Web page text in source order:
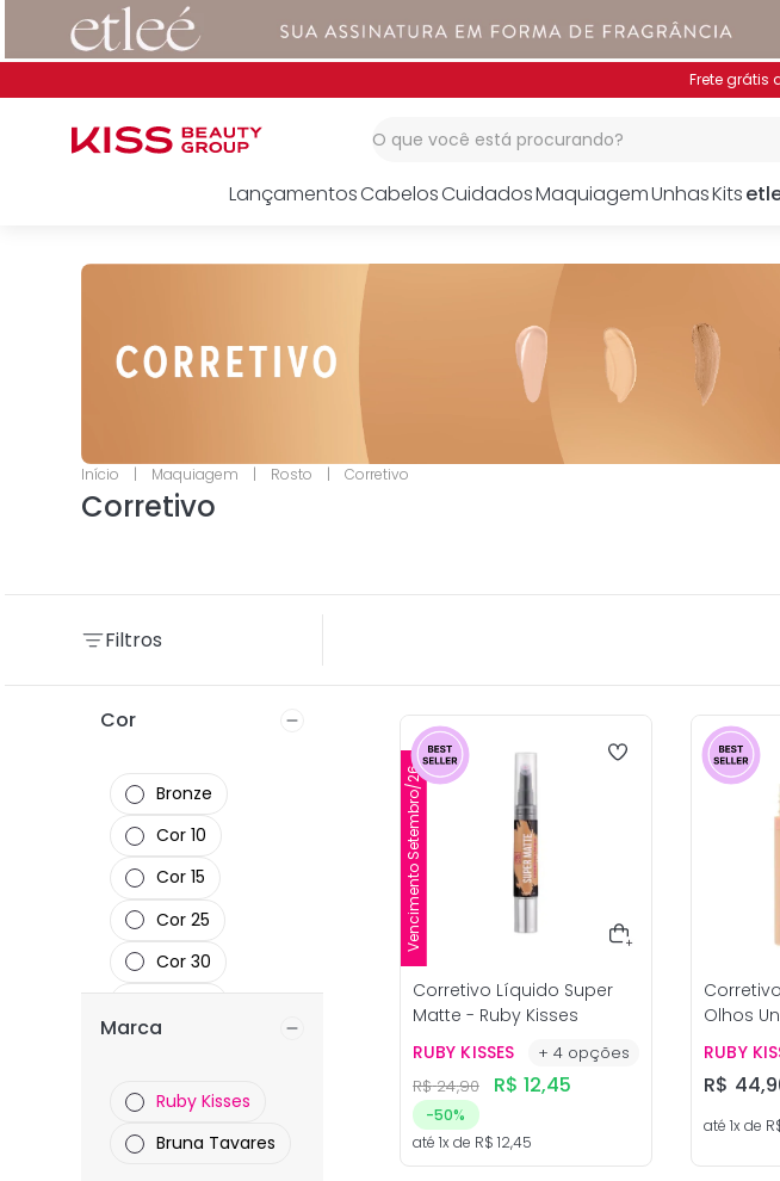
Frete grátis
O que você está procurando?
LançamentosCabelosCuidadosMaquiagemUnhasKits
Maquiagem Rosto Corretivo
Corretivo
Filtros
Cor
Bronze
Cor 10
Cor 15
Cor 25
Cor 30
Marca
Ruby Kisses
Bruna Tavares
Vencimento Setembro/26
Corretivo Líquido Super
Matte - Ruby Kisses
RUBY KISSES
+ 4opções
R$ 24,90 R$ 12,45
-50%
até1x de R$ 12,45
Olhos
Kisses
RUBY
R$ 44,
até1x de
corretivo
2º impress
3º body splash